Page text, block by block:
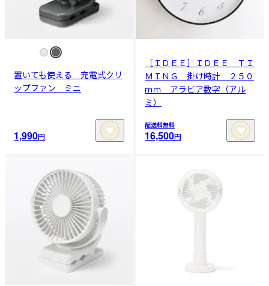
置いても使える 充電式クリ
ップファン ミニ
1,990円
［ＩＤＥＥ］ＩＤＥＥ ＴＩ
ＭＩＮＧ 掛け時計 ２５０
ｍｍ アラビア数字（アル
ミ）
配送料無料
16,500円